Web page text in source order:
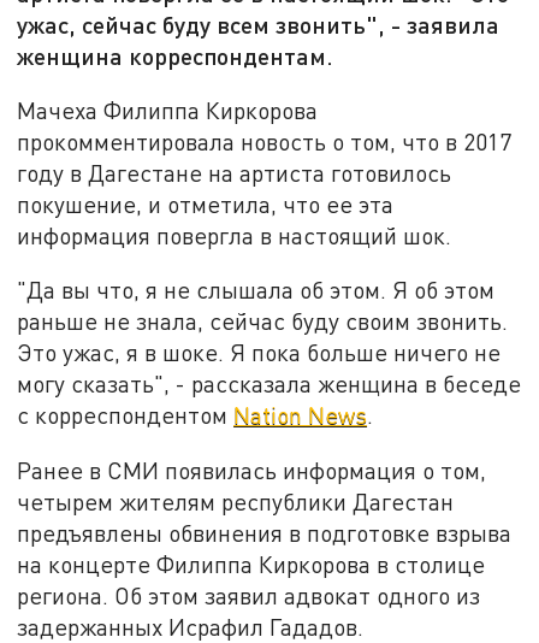
ужас, сейчас буду всем звонить", - заявила
женщина корреспондентам.
Мачеха Филиппа Киркорова
прокомментировала новость о том, что в 2017
году в Дагестане на артиста готовилось
покушение, и отметила, что ее эта
информация повергла в настоящий шок.
"Да вы что, я не слышала об этом. Я об этом
раньше не знала, сейчас буду своим звонить.
Это ужас, я в шоке. Я пока больше ничего не
могу сказать", - рассказала женщина в беседе
с корреспондентом Nation News.
Ранее в СМИ появилась информация о том,
четырем жителям республики Дагестан
предъявлены обвинения в подготовке взрыва
на концерте Филиппа Киркорова в столице
региона. Об этом заявил адвокат одного из
задержанных Исрафил Гададов.